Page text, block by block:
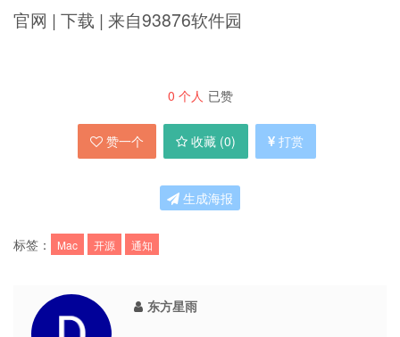
官网 | 下载 | 来自93876软件园
0 个人 已赞
赞一个 收藏 (0) 打赏
生成海报
标签： Mac 开源 通知
东方星雨